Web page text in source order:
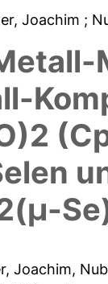
Joachim ;
Joachim,